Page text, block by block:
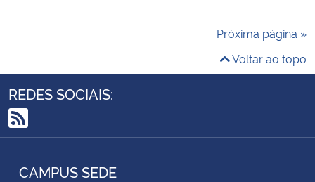
Próxima página »
Voltar ao topo
REDES SOCIAIS:
RSS
CAMPUS SEDE